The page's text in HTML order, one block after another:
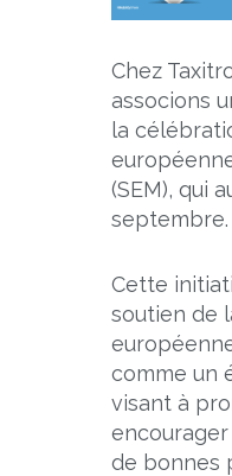
Chez
associons
la
(SEM), qui
septembre.
Cette
soutien de
comme un
visant à
de bonnes